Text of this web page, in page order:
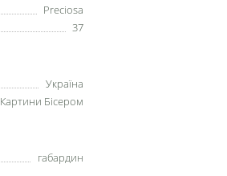
Preciosa
37
Україна
Картини Бісером
габардин